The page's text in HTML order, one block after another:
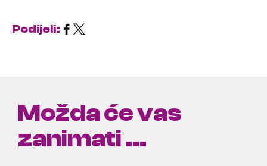
Podijeli:
Možda će vas
zanimati ...